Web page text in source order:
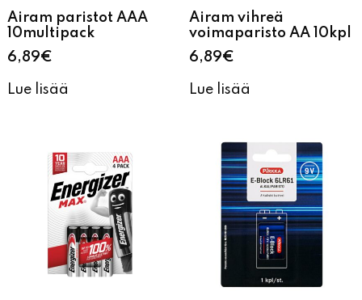
Airam paristot AAA
10multipack
6,89€
Lue lisää
Airam vihreä
voimaparisto AA 10kpl
6,89€
Lue lisää